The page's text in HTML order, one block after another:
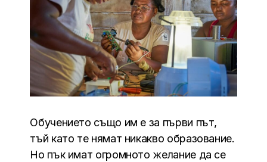
Обучението също им е за първи път,
тъй като те нямат никакво образованиe.
Но пък имат огромното желание да се